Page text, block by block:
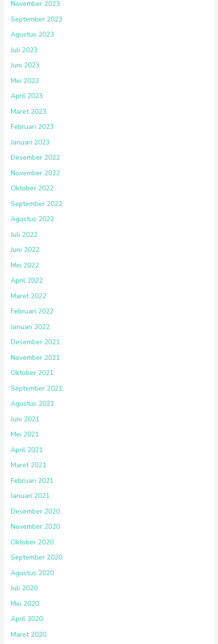
November 2023
September 2023
Agustus 2023
Juli 2023
Juni 2023
Mei 2023
April 2023
Maret 2023
Februari 2023
Januari 2023
Desember 2022
November 2022
Oktober 2022
September 2022
Agustus 2022
Juli 2022
Juni 2022
Mei 2022
April 2022
Maret 2022
Februari 2022
Januari 2022
Desember 2021
November 2021
Oktober 2021
September 2021
Agustus 2021
Juni 2021
Mei 2021
April 2021
Maret 2021
Februari 2021
Januari 2021
Desember 2020
November 2020
Oktober 2020
September 2020
Agustus 2020
Juli 2020
Mei 2020
April 2020
Maret 2020